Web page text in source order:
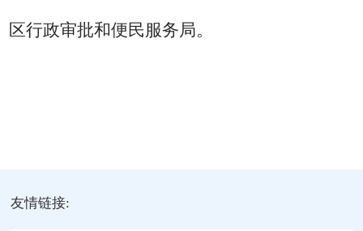
区行政审批和便民服务局。
友情链接: